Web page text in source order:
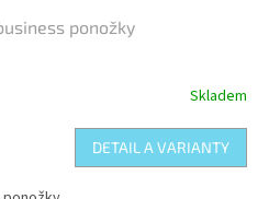
ponožky
Skladem
DETAIL A VARIANTY